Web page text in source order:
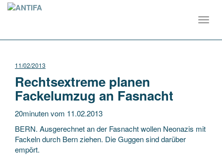
11/02/2013
Rechtsextreme planen
Fackelumzug an Fasnacht
20minuten vom 11.02.2013
BERN. Ausgerechnet an der Fasnacht wollen Neonazis mit
Fackeln durch Bern ziehen. Die Guggen sind darüber
empört.